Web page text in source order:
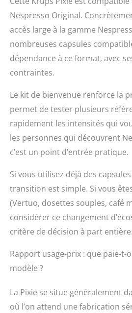
Nespresso Original.
accès large à la gamme
nombreuses capsules
dépendance à ce format, avec
contraintes.
Le kit de bienvenue renforce la
permet de tester plusieurs
rapidement les intensités qui
les personnes qui découvrent
c’est un point d’entrée pratique.
Si vous utilisez déjà des
transition est simple. Si vous
(Vertuo, dosettes souples, café
considérer ce changement
critère de décision à part entière.
Rapport usage-prix : que paie-t-
modèle ?
La Pixie se situe généralement
où l’on attend une fabrication